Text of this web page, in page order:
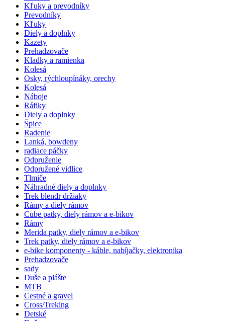
Kľuky a prevodníky
Prevodníky
Kľuky
Diely a doplnky
Kazety
Prehadzovače
Kladky a ramienka
Kolesá
Osky, rýchloupínáky, orechy
Kolesá
Náboje
Ráfiky
Diely a doplnky
Špice
Radenie
Lanká, bowdeny
radiace páčky
Odpruženie
Odpružené vidlice
Tlmiče
Náhradné diely a doplnky
Trek blendr držiaky
Rámy a diely rámov
Cube patky, diely rámov a e-bikov
Rámy
Merida patky, diely rámov a e-bikov
Trek patky, diely rámov a e-bikov
e-bike komponenty - káble, nabíjačky, elektronika
Prehadzovače
sady
Duše a plášte
MTB
Cestné a gravel
Cross/Treking
Detské